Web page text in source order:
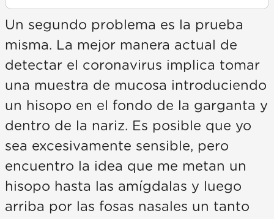
Un segundo problema es la prueba
misma. La mejor manera actual de
detectar el coronavirus implica tomar
una muestra de mucosa introduciendo
un hisopo en el fondo de la garganta y
dentro de la nariz. Es posible que yo
sea excesivamente sensible, pero
encuentro la idea que me metan un
hisopo hasta las amígdalas y luego
arriba por las fosas nasales un tanto